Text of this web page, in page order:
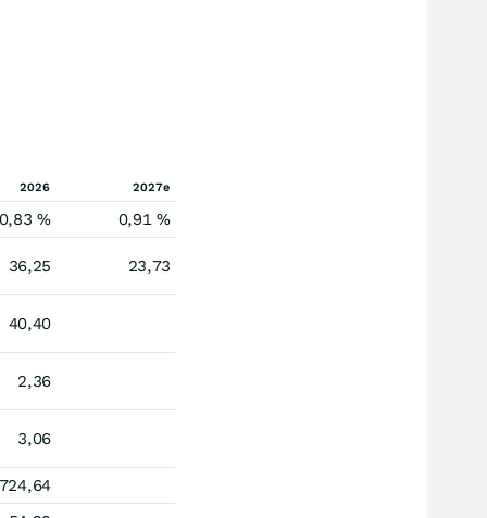
2026 2027e
0,83 %
0,91 %
36,25 23,73
40,40
2,36
3,06
724,64